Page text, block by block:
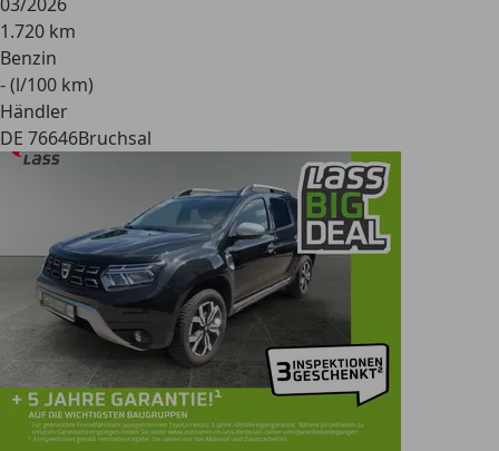
1.720 km
Benzin
- (l/100 km)
Händler
DE 76646Bruchsal